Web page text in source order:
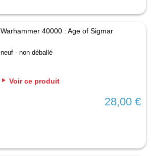
Warhammer 40000 : Age of Sigmar
neuf - non déballé
Voir ce produit
28,00 €